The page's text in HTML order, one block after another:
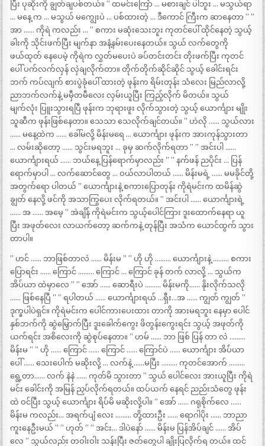
ပြီး ပုဆိုးကို ချွတ်ချပစ်တယ်။ ” ထမင်းကြော် … မစားချင် ပါဘူး … မသွယ်ရာ
… မနေ့ က … မသွယ် မကျွေးပဲ … ပစ်ထားတဲ့ … ဒီကောင် ကြီးက ဆာနေတာ ” ”
အာ …… ကိုရဲ ကလည်း … ” စကား မဆုံးသေးဘူး ကုတင်ပေါ် ထိုင်နေတဲ့ သွယ့်
ခါးကို သိုင်းဖက်ပြီး မျက်နာ အနံ့နမ်းပေးနေတယ်။ သွယ် လက်တွေကို
ဖယ်ထုတ် နေပေမဲ့ ကိုရဲက လွှတ်မပေးပဲ ခပ်တင်းတင်း တိုးဖက်ပြီး ကုတင်
ပေါ် ပက်လက်လှန် လှဲချလိုက်တာ။ တိုက်တိုက်ဆိုင်ဆိုင် သွယ့် ခေါင်းရင်း
ဘက် ကပ်လျက် စားပွဲခုံပေါ် ထားတဲ့ ဖုန်းက ရိမ်းတုန်း သံလေး မြည်လာလို့
ညာဘက်လက်နဲ့ မမှီတမီလေး လှမ်းယူပြီး ကြည့်လိုက် မိတယ်။ သွယ်
မျက်လုံး ပြူးသွားရပြီ ဖုန်းက ဘုရားဖူး လိုက်သွားတဲ့ သွယ့် ယောင်္ကျား မျိုး
သူဆီက ဖုန်းဖြစ်နေတာ။ သေသာ သေလိုက်ချင်တယ်။ ” ဟဲလို …… သွယ်လား
…… မနေ့ထဲက …… ခေါ်မလို့ မိန်းမရေ … ယောင်္ကျား ဖုန်းက အားကုန်သွားတာ
… လမ်းဆိုတော့ …… သွင်းမရဘူး … ခုမှ ဆက်လိုက်ရတာ ” ” အင်းပါ ……
ယောင်္ကျားရယ် …… ဘယ်နေ့ ပြန်ရောက်မှာလည်း ” ” နက်ဖန် ညပိုင်း … ပြန်
ရောက်မှာပါ … လက်ဆောင်တွေ … ဝယ်လာပါတယ် …… မိန်းမရဲ့ …… မမခိုင်တို့
အတွက်ရော ပါတယ် ” ယောင်္ကျားနဲ့ စကားပြောတုန်း ကိုရဲမင်းက ထမိန်ဆွဲ
ချွတ် နေလို့ ဖင်ကို အသာကြွပေး လိုက်ရတယ်။ ” အင်းပါ …… ယောင်္ကျားရဲ့
…… အ …… အမေ့ ” အဲချိန် ကိုရဲမင်းက သွယ့်ပေါင်ကြား ဒူးထောက်နေရာ ယူ
ပြီး အဖုတ်လေး လာယက်တော့ ဆက်ကနဲ့ တုန်ပြီး အသံက ယောင်ထွက် သွား
တာပါ။
” ဟင် …… ဘာဖြစ်တာလဲ …… မိန်းမ ” ” ဟို ဟို ……… ယောင်္ကျားနဲ့ ……… စကား
ပြောရင်း …… ကြောင် ……… ကြောင် … ကြောင် ခုန် တက် လာလို့ … သွယ်က
အိပ်ယာ ထဲမှာလေ ” ” အော် …… ဆောရီးပဲ ……… မိန်းမကို…… နိုးလိုက်သလို
…… ဖြစ်နေပြီ ” ” ရပါတယ် …… ယောင်္ကျားရယ် …ရှီး…အ …… ကျွတ် ကျွတ် ”
ဒုက္ခပါပဲရှင်။ ကိုရဲမင်းက ပေါင်ကားပေးထား တာကို အားမရဘူး နေမှာ ပေါင်
နှစ်ဘက်ကို ဆွဲမြှောက်ပြီး ဒူးခေါက်ကွေး ဖိတွန်းကွေးရင်း သွယ့် အဖုတ်ကို
ယက်ရင်း အစိလေးကို ဆွဲစုပ်နေတာ။ ” ဟမ် …… ဘာ ဖြစ် ပြန် တာ လဲ ………
မိန်းမ ” ” ဟို …… ကြောင် …… ကြောင် …… ကြောင်ပဲ …… ယောင်္ကျား အိပ်ယာ
ပေါ် …… သေးပေါက် မဆိုးလို့ … လက်နဲ့ ……မပြီး ……… ကုတင်အောက် ………
ရွေ့တာ…… လက် နဲနဲ …… ကုတ်မိ သွားတာ ” သွယ် ပေါင်လေး အားယူပြီး ကိုရဲ
မင်း ခေါင်းကို အမြန် ညှပ်လိုက်ရတယ်။ ထပ်ယက် နေရင် ညည်းသံတွေ ဖုန်း
ထဲ ဝင်ပြီး သွယ့် ယောင်္ကျား ရိပ်မိ မဆိုးလို့ပါ။ ” အော် …… ဂရုစိုက်လေ ……
မိန်းမ ကလည်း… အရက်ပျံ လေး ……… တို့ထားဦး …… ရောဂါပိုး …… ဘာညာ
ကူးနေဦးမယ် ” ” ဟုတ် ” ” အင်း… ဒါပဲနော် …… မိန်းမ ပြန်အိပ်ချင် …… အိပ်
လေ ” သွယ်လည်း တဝါးဝါး သန်းပြီး ဇတ်တွေပါ ချိုးပြလိုက်ရ တယ်။ ထင်